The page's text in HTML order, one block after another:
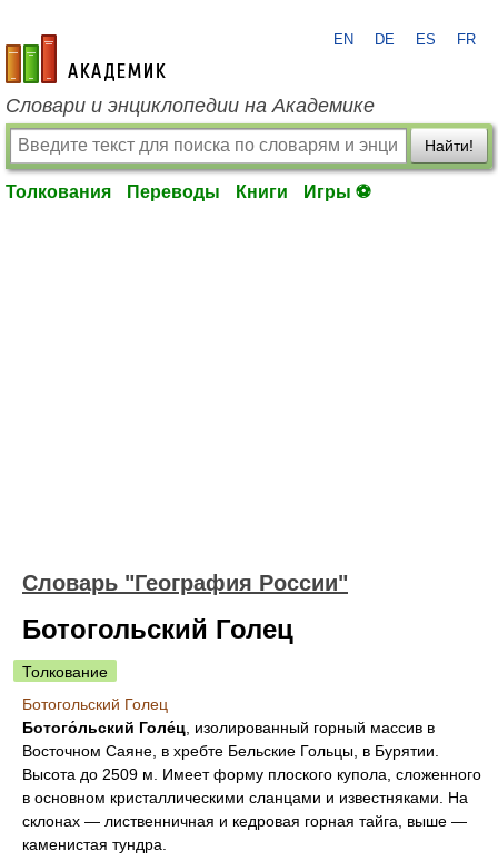
academic.ru
EN DE ES FR
Словари и энциклопедии на Академике
Найти!
Толкования Переводы Книги Игры ⚽
Словарь "География России"
Ботогольский Голец
Толкование
Ботогольский Голец
Ботого́льский Голе́ц , изолированный горный массив в
Восточном Саяне, в хребте Бельские Гольцы, в Бурятии.
Высота до 2509 м. Имеет форму плоского купола, сложенного
в основном кристаллическими сланцами и известняками. На
склонах — лиственничная и кедровая горная тайга, выше —
каменистая тундра.